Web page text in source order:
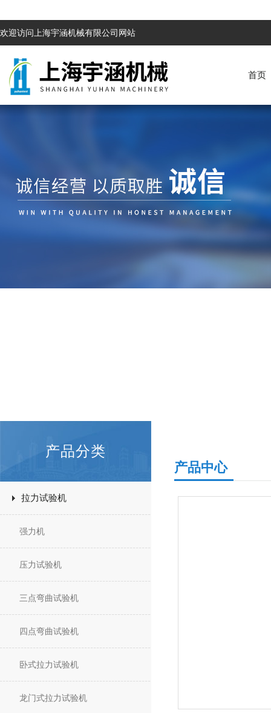
欢迎访问上海宇涵机械有限公司网站
首页
产品分类
拉力试验机
强力机
压力试验机
三点弯曲试验机
四点弯曲试验机
卧式拉力试验机
龙门式拉力试验机
产品中心